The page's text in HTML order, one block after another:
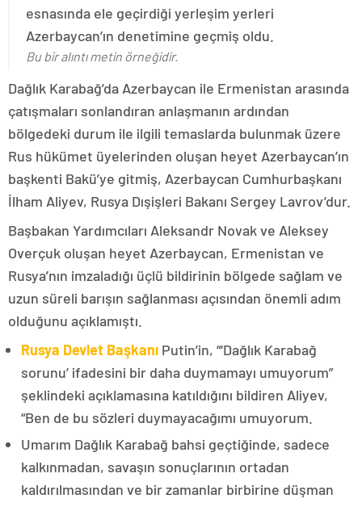
esnasında ele geçirdiği yerleşim yerleri
Azerbaycan’ın denetimine geçmiş oldu.
Bu bir alıntı metin örneğidir.
Dağlık Karabağ’da Azerbaycan ile Ermenistan arasında
çatışmaları sonlandıran anlaşmanın ardından
bölgedeki durum ile ilgili temaslarda bulunmak üzere
Rus hükümet üyelerinden oluşan heyet Azerbaycan’ın
başkenti Bakü’ye gitmiş, Azerbaycan Cumhurbaşkanı
İlham Aliyev, Rusya Dışişleri Bakanı Sergey Lavrov’dur.
Başbakan Yardımcıları Aleksandr Novak ve Aleksey
Overçuk oluşan heyet Azerbaycan, Ermenistan ve
Rusya’nın imzaladığı üçlü bildirinin bölgede sağlam ve
uzun süreli barışın sağlanması açısından önemli adım
olduğunu açıklamıştı.
Rusya Devlet Başkanı Putin’in, “‘Dağlık Karabağ
sorunu’ ifadesini bir daha duymamayı umuyorum”
şeklindeki açıklamasına katıldığını bildiren Aliyev,
“Ben de bu sözleri duymayacağımı umuyorum.
Umarım Dağlık Karabağ bahsi geçtiğinde, sadece
kalkınmadan, savaşın sonuçlarının ortadan
kaldırılmasından ve bir zamanlar birbirine düşman